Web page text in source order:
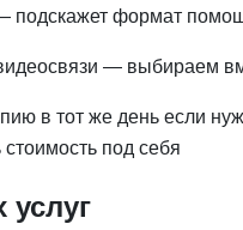
подскажет формат
— выбираем
в тот же день если
под себя